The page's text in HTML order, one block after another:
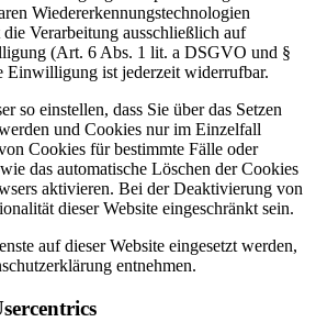
Wiedererkennungstechnologien
Verarbeitung ausschließlich auf
(Art. 6 Abs. 1 lit. a DSGVO und §
ist jederzeit widerrufbar.
so einstellen, dass Sie über das Setzen
und Cookies nur im Einzelfall
Cookies für bestimmte Fälle oder
das automatische Löschen der Cookies
aktivieren. Bei der Deaktivierung von
dieser Website eingeschränkt sein.
auf dieser Website eingesetzt werden,
entnehmen.